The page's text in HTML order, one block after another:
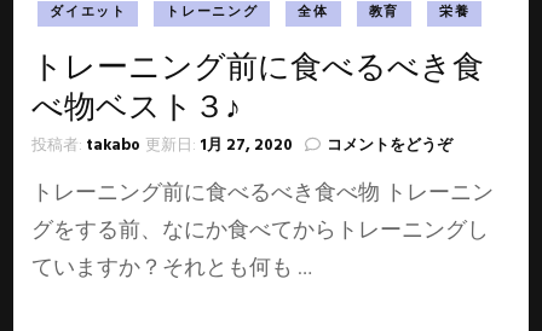
ダイエット トレーニング 全体 教育 栄養
トレーニング前に食べるべき食
べ物ベスト３♪
投稿者: takabo 更新日: 1月 27, 2020 コメントをどうぞ(ト
ー
ニ
ン
トレーニング前に食べるべき食べ物 トレーニン
グをする前、なにか食べてからトレーニングし
ていますか？それとも何も …